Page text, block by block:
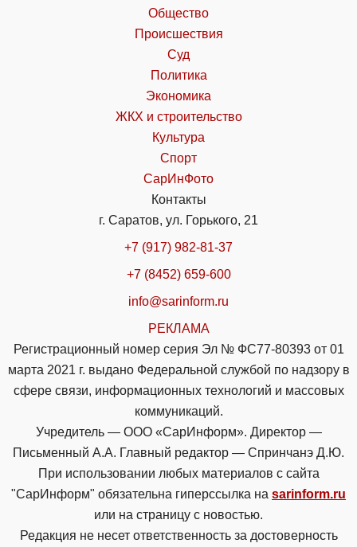
Общество
Происшествия
Суд
Политика
Экономика
ЖКХ и строительство
Культура
Спорт
СарИнФото
Контакты
г. Саратов, ул. Горького, 21
+7 (917) 982-81-37
+7 (8452) 659-600
info@sarinform.ru
РЕКЛАМА
Регистрационный номер серия Эл № ФС77-80393 от 01
марта 2021 г. выдано Федеральной службой по надзору в
сфере связи, информационных технологий и массовых
коммуникаций.
Учредитель — ООО «СарИнформ». Директор —
Письменный А.А. Главный редактор — Спринчанэ Д.Ю.
При использовании любых материалов с сайта
"СарИнформ" обязательна гиперссылка на sarinform.ru
или на страницу с новостью.
Редакция не несет ответственность за достоверность